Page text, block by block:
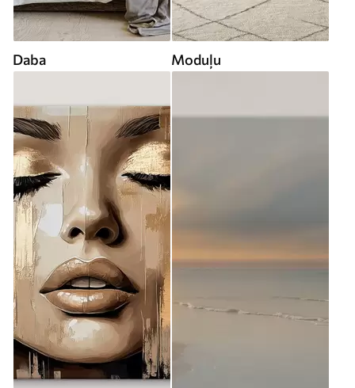
Daba Moduļu